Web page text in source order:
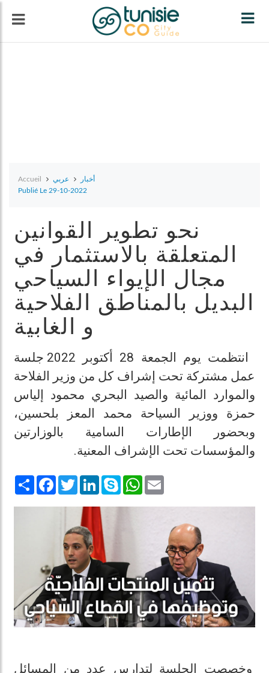
Accueil عربي
أخبار
Publié Le 29-10-2022
نحو تطوير القوانين
المتعلقة بالاستثمار في
مجال الإيواء السياحي
البديل بالمناطق الفلاحية
و الغابية
انتظمت يوم الجمعة 28 أكتوبر 2022 جلسة
عمل مشتركة تحت إشراف كل من وزير الفلاحة
والموارد المائية والصيد البحري محمود إلياس
حمزة ووزير السياحة محمد المعز بلحسين،
وبحضور الإطارات السامية بالوزارتين
والمؤسسات تحت الإشراف المعنية.
Share Facebook
TwitterLinkedInSkype WhatsApp
وخصصت الجلسة لتدارس عدد من المسائل